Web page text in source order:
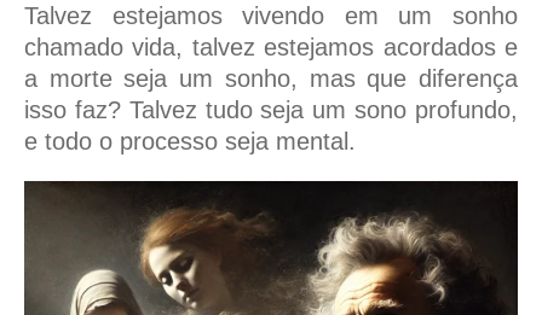
Talvez estejamos vivendo em um sonho
chamado vida, talvez estejamos acordados e
a morte seja um sonho, mas que diferença
isso faz? Talvez tudo seja um sono profundo,
e todo o processo seja mental.